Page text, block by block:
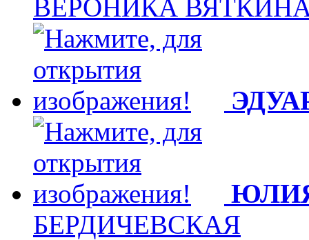
ВЕРОНИКА
БЕРДИЧЕВСКАЯ